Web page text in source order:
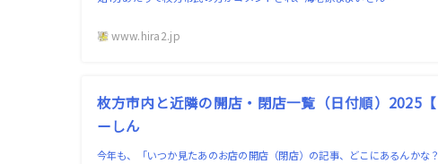
www.hira2.jp
枚方市内と近隣の開店・閉店一覧（日付順）2025
ーしん
今年も、「いつか見たあのお店の開店（閉店）の記事、どこにあるんかな